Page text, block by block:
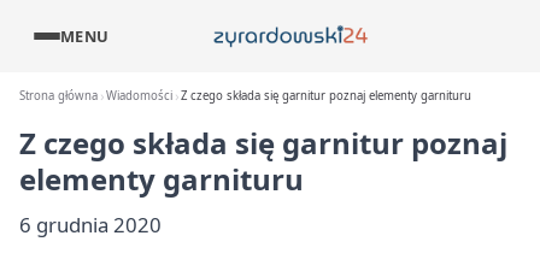
MENU
Strona główna Wiadomości Z czego składa się garnitur poznaj elementy garnituru
Z czego składa się garnitur poznaj
elementy garnituru
6 grudnia 2020